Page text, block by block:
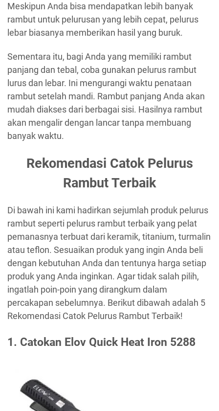
Meskipun Anda bisa mendapatkan lebih banyak
rambut untuk pelurusan yang lebih cepat, pelurus
lebar biasanya memberikan hasil yang buruk.
Sementara itu, bagi Anda yang memiliki rambut
panjang dan tebal, coba gunakan pelurus rambut
lurus dan lebar. Ini mengurangi waktu penataan
rambut setelah mandi. Rambut panjang Anda akan
mudah diakses dari berbagai sisi. Hasilnya rambut
akan mengalir dengan lancar tanpa membuang
banyak waktu.
Rekomendasi Catok Pelurus
Rambut Terbaik
Di bawah ini kami hadirkan sejumlah produk pelurus
rambut seperti pelurus rambut terbaik yang pelat
pemanasnya terbuat dari keramik, titanium, turmalin
atau teflon. Sesuaikan produk yang ingin Anda beli
dengan kebutuhan Anda dan tentunya harga setiap
produk yang Anda inginkan. Agar tidak salah pilih,
ingatlah poin-poin yang dirangkum dalam
percakapan sebelumnya. Berikut dibawah adalah 5
Rekomendasi Catok Pelurus Rambut Terbaik!
1. Catokan Elov Quick Heat Iron 5288